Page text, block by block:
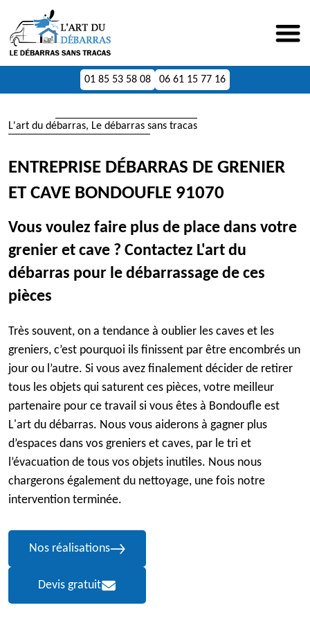
01 85 53 58 08 06 61 15 77 16
L'art du débarras, Le débarras sans tracas
ENTREPRISE DÉBARRAS DE GRENIER
ET CAVE BONDOUFLE 91070
Vous voulez faire plus de place dans votre
grenier et cave ? Contactez L'art du
débarras pour le débarrassage de ces
pièces
Très souvent, on a tendance à oublier les caves et les
greniers, c’est pourquoi ils finissent par être encombrés un
jour ou l’autre. Si vous avez finalement décider de retirer
tous les objets qui saturent ces pièces, votre meilleur
partenaire pour ce travail si vous êtes à Bondoufle est
L'art du débarras. Nous vous aiderons à gagner plus
d’espaces dans vos greniers et caves, par le tri et
l’évacuation de tous vos objets inutiles. Nous nous
chargerons également du nettoyage, une fois notre
intervention terminée.
Nos réalisations
Devis gratuit